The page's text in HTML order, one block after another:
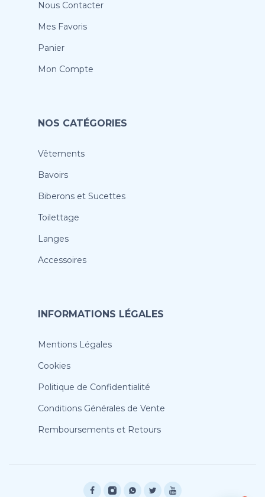
Nous Contacter
Mes Favoris
Panier
Mon Compte
NOS CATÉGORIES
Vêtements
Bavoirs
Biberons et Sucettes
Toilettage
Langes
Accessoires
INFORMATIONS LÉGALES
Mentions Légales
Cookies
Politique de Confidentialité
Conditions Générales de Vente
Remboursements et Retours